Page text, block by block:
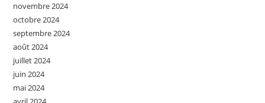
novembre 2024
octobre 2024
septembre 2024
août 2024
juillet 2024
juin 2024
mai 2024